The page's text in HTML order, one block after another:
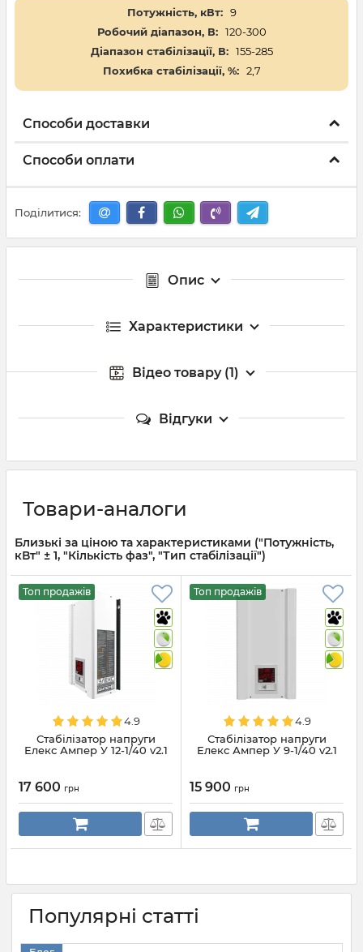
Потужність, кВт: 9
Робочий діапазон, В: 120-300
Діапазон стабілізації, В: 155-285
Похибка стабілізації, %: 2,7
Способи доставки
Способи оплати
Поділитися:
Опис
Характеристики
Відео товару (1)
Відгуки
Товари-аналоги
Близькі за ціною та характеристиками ("Потужність,
кВт" ± 1, "Кількість фаз", "Тип стабілізації")
Топ продажів
4.9
Стабілізатор напруги
Елекс Ампер У 12-1/40 v2.1
17 600 грн
Топ продажів
4.9
Стабілізатор напруги
Елекс Ампер У 9-1/40 v2.1
15 900 грн
Популярні статті